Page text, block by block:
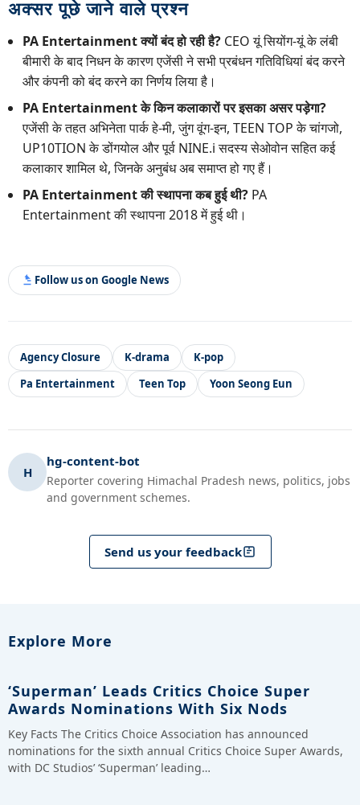
अक्सर पूछे जाने वाले प्रश्न
PA Entertainment क्यों बंद हो रही है? CEO यूं सियोंग-यूं के लंबी
बीमारी के बाद निधन के कारण एजेंसी ने सभी प्रबंधन गतिविधियां बंद करने
और कंपनी को बंद करने का निर्णय लिया है।
PA Entertainment के किन कलाकारों पर इसका असर पड़ेगा?
एजेंसी के तहत अभिनेता पार्क हे-मी, जुंग वूंग-इन, TEEN TOP के चांगजो,
UP10TION के डोंगयोल और पूर्व NINE.i सदस्य सेओवोन सहित कई
कलाकार शामिल थे, जिनके अनुबंध अब समाप्त हो गए हैं।
PA Entertainment की स्थापना कब हुई थी? PA
Entertainment की स्थापना 2018 में हुई थी।
Follow us on Google News
Agency Closure K-drama
K-pop
Pa Entertainment
Teen Top Yoon Seong Eun
H
hg-content-bot
Reporter covering Himachal Pradesh news, politics, jobs
and government schemes.
Send us your feedback
Explore More
‘Superman’ Leads Critics Choice Super
Awards Nominations With Six Nods
Key Facts The Critics Choice Association has announced
nominations for the sixth annual Critics Choice Super Awards,
with DC Studios’ ‘Superman’ leading…